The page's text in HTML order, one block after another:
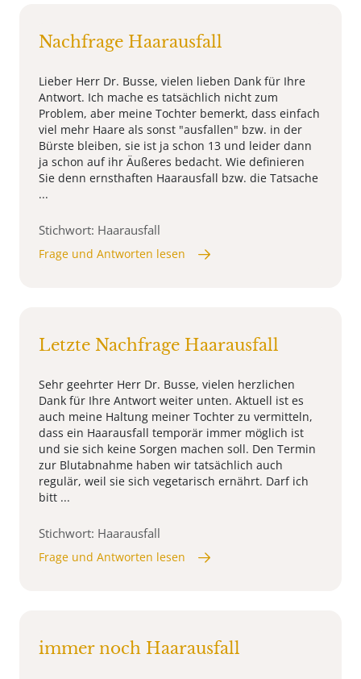
Nachfrage Haarausfall
Lieber Herr Dr. Busse, vielen lieben Dank für Ihre
Antwort. Ich mache es tatsächlich nicht zum
Problem, aber meine Tochter bemerkt, dass einfach
viel mehr Haare als sonst "ausfallen" bzw. in der
Bürste bleiben, sie ist ja schon 13 und leider dann
ja schon auf ihr Äußeres bedacht. Wie definieren
Sie denn ernsthaften Haarausfall bzw. die Tatsache
...
Stichwort: Haarausfall
Frage und Antworten lesen
Letzte Nachfrage Haarausfall
Sehr geehrter Herr Dr. Busse, vielen herzlichen
Dank für Ihre Antwort weiter unten. Aktuell ist es
auch meine Haltung meiner Tochter zu vermitteln,
dass ein Haarausfall temporär immer möglich ist
und sie sich keine Sorgen machen soll. Den Termin
zur Blutabnahme haben wir tatsächlich auch
regulär, weil sie sich vegetarisch ernährt. Darf ich
bitt ...
Stichwort: Haarausfall
Frage und Antworten lesen
immer noch Haarausfall